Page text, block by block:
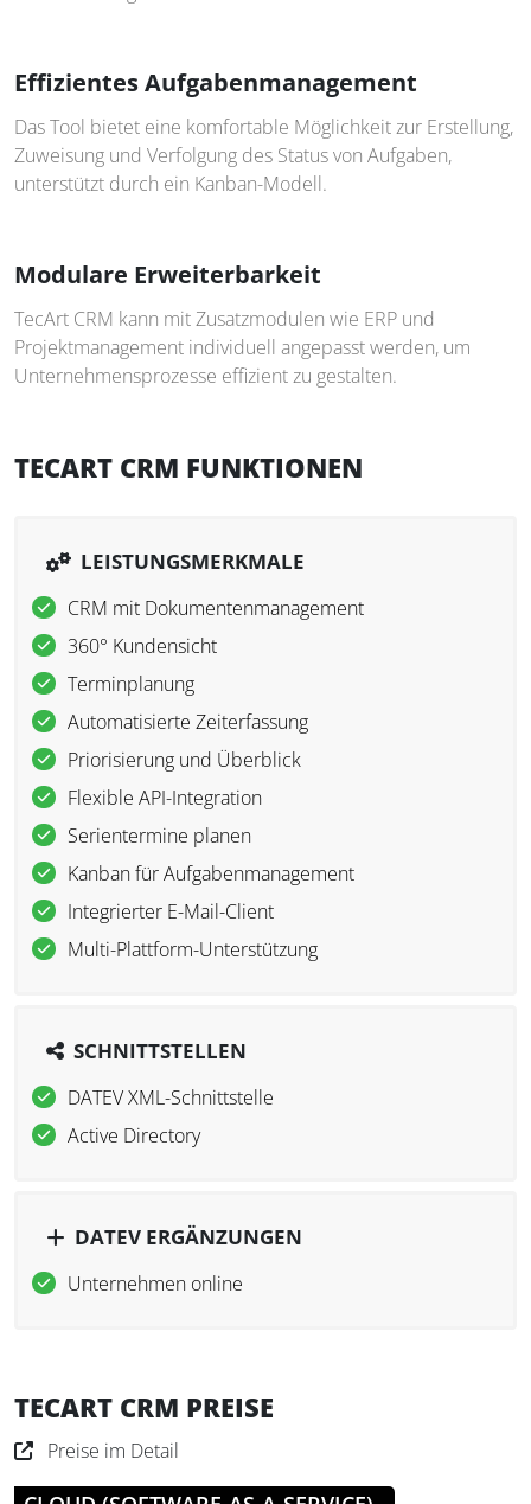
Effizientes Aufgabenmanagement
Das Tool bietet eine komfortable Möglichkeit zur Erstellung,
Zuweisung und Verfolgung des Status von Aufgaben,
unterstützt durch ein Kanban-Modell.
Modulare Erweiterbarkeit
TecArt CRM kann mit Zusatzmodulen wie ERP und
Projektmanagement individuell angepasst werden, um
Unternehmensprozesse effizient zu gestalten.
TECART CRM FUNKTIONEN
LEISTUNGSMERKMALE
CRM mit Dokumentenmanagement
360° Kundensicht
Terminplanung
Automatisierte Zeiterfassung
Priorisierung und Überblick
Flexible API-Integration
Serientermine planen
Kanban für Aufgabenmanagement
Integrierter E-Mail-Client
Multi-Plattform-Unterstützung
SCHNITTSTELLEN
DATEV XML-Schnittstelle
Active Directory
DATEV ERGÄNZUNGEN
Unternehmen online
TECART CRM PREISE
Preise im Detail